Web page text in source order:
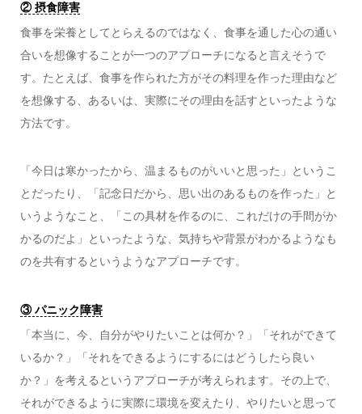
② 摂食障害
食事を栄養としてとらえるのではなく、食事を通した心の通い
合いを想像することが一つのアプローチになると言えそうで
す。たとえば、食事を作られた方がその料理を作った理由など
を想像する、あるいは、実際にその理由を話すといったような
方法です。
「今日は寒かったから、温まるものがいいと思った」というこ
とだったり、「記念日だから、思い出のあるものを作った」と
いうようなこと、「この具材を作るのに、これだけの手間がか
かるのだよ」といったような、気持ちや背景がわかるようなも
のを共有するというようなアプローチです。
③ パニック障害
「本当に、今、自分がやりたいことは何か？」「それができて
いるか？」「それをできるようにするにはどうしたら良い
か？」を考えるというアプローチが考えられます。その上で、
それができるように実際に環境を変えたり、やりたいと思って